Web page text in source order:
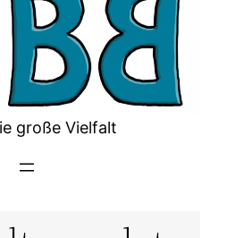
große Vielfalt